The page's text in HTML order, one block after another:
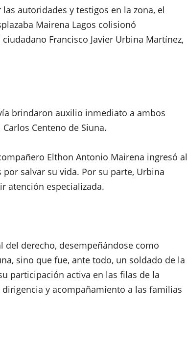
autoridades y testigos en la zona, el
Mairena Lagos colisionó
Francisco Javier Urbina Martínez,
brindaron auxilio inmediato a ambos
Centeno de Siuna.
Elthon Antonio Mairena ingresó al
salvar su vida. Por su parte, Urbina
atención especializada.
derecho, desempeñándose como
sino que fue, ante todo, un soldado de la
participación activa en las filas de la
y acompañamiento a las familias